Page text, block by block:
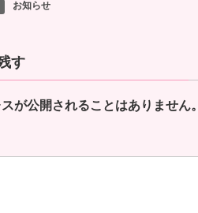
お知らせ
す
が公開されることはありません。